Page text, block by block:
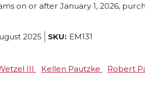
on or after January 1, 2026,
2025 SKU: EM131
III Kellen Pautzke Robert